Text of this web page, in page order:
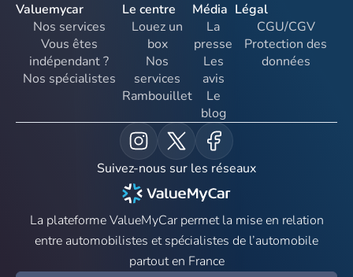
Valuemycar
Nos services
Vous êtes
indépendant ?
Nos spécialistes
Le centre
Louez un
box
Nos
services
Rambouillet
Média
La
presse
Les
avis
Le
blog
Légal
CGU/CGV
Protection des
données
Suivez-nous sur les réseaux
La plateforme ValueMyCar permet la mise en relation
entre automobilistes et spécialistes de l’automobile
partout en France